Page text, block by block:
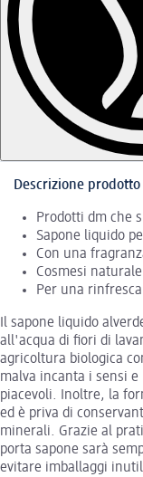
Descrizione prodotto
Prodotti dm che
Sapone liquido
Con una
Cosmesi
Per una
Il sapone liquido
all'acqua di fiori di
agricoltura biologica
malva incanta i sensi
piacevoli. Inoltre, la
ed è priva di
minerali. Grazie al
porta sapone sarà
evitare imballaggi